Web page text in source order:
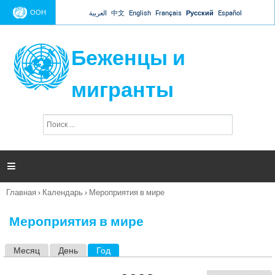
Jump to navigation
ООН العربية 中文 English Français Русский Español
Беженцы и
мигранты
п
и

Вы
Главная › Календарь › Мероприятия в мире
Мероприятия в мире
Месяц День Год